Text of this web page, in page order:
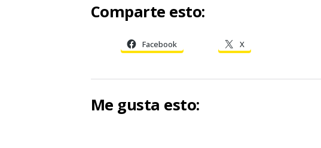
Comparte esto:
Facebook X
Me gusta esto: